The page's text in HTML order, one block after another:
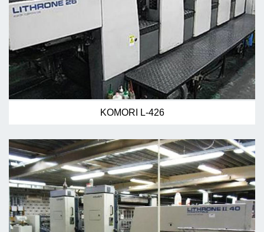
KOMORI L-426